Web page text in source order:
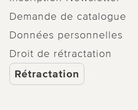
Demande de catalogue
Données personnelles
Droit de rétractation
Rétractation